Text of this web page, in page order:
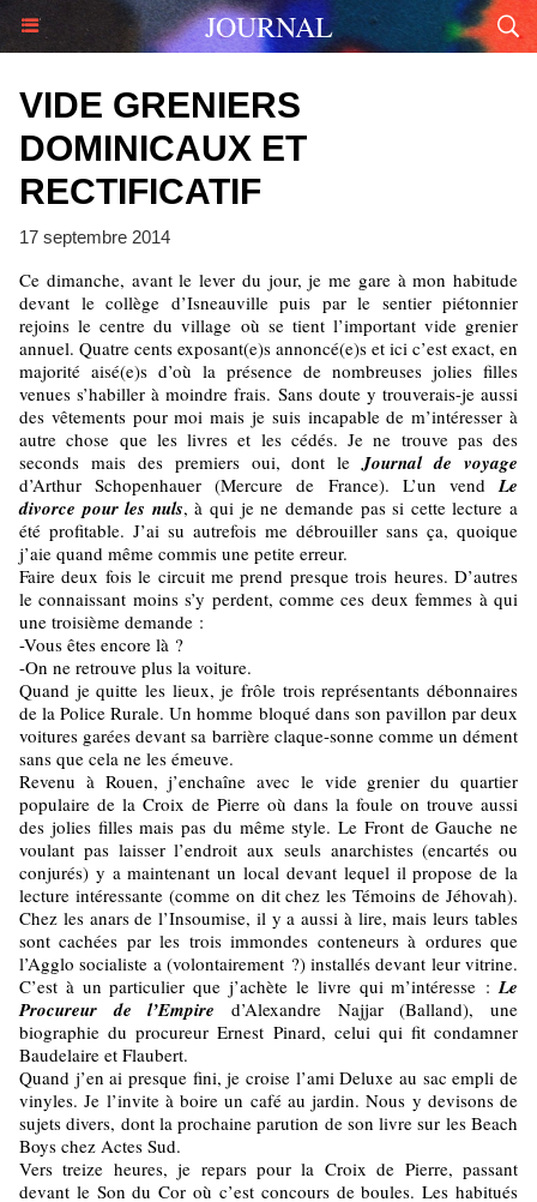
JOURNAL
VIDE GRENIERS
DOMINICAUX ET
RECTIFICATIF
17 septembre 2014
Ce dimanche, avant le lever du jour, je me gare à mon habitude
devant le collège d’Isneauville puis par le sentier piétonnier
rejoins le centre du village où se tient l’important vide grenier
annuel. Quatre cents exposant(e)s annoncé(e)s et ici c’est exact, en
majorité aisé(e)s d’où la présence de nombreuses jolies filles
venues s’habiller à moindre frais. Sans doute y trouverais-je aussi
des vêtements pour moi mais je suis incapable de m’intéresser à
autre chose que les livres et les cédés. Je ne trouve pas des
seconds mais des premiers oui, dont leJournal de voyage
d’Arthur Schopenhauer (Mercure de France). L’un vendLe
divorce pour les nuls, à qui je ne demande pas si cette lecture a
été profitable. J’ai su autrefois me débrouiller sans ça, quoique
j’aie quand même commis une petite erreur.
Faire deux fois le circuit me prend presque trois heures. D’autres
le connaissant moins s’y perdent, comme ces deux femmes à qui
une troisième demande :
-Vous êtes encore là ?
-On ne retrouve plus la voiture.
Quand je quitte les lieux, je frôle trois représentants débonnaires
de la Police Rurale. Un homme bloqué dans son pavillon par deux
voitures garées devant sa barrière claque-sonne comme un dément
sans que cela ne les émeuve.
Revenu à Rouen, j’enchaîne avec le vide grenier du quartier
populaire de la Croix de Pierre où dans la foule on trouve aussi
des jolies filles mais pas du même style. Le Front de Gauche ne
voulant pas laisser l’endroit aux seuls anarchistes (encartés ou
conjurés) y a maintenant un local devant lequel il propose de la
lecture intéressante (comme on dit chez les Témoins de Jéhovah).
Chez les anars de l’Insoumise, il y a aussi à lire, mais leurs tables
sont cachées par les trois immondes conteneurs à ordures que
l’Agglo socialiste a (volontairement ?) installés devant leur vitrine.
C’est à un particulier que j’achète le livre qui m’intéresse :Le
Procureur de l’Empire d’Alexandre Najjar (Balland), une
biographie du procureur Ernest Pinard, celui qui fit condamner
Baudelaire et Flaubert.
Quand j’en ai presque fini, je croise l’ami Deluxe au sac empli de
vinyles. Je l’invite à boire un café au jardin. Nous y devisons de
sujets divers, dont la prochaine parution de son livre sur les Beach
Boys chez Actes Sud.
Vers treize heures, je repars pour la Croix de Pierre, passant
devant le Son du Cor où c’est concours de boules. Les habitués